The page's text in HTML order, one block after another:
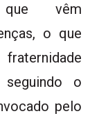
que vêm
o que
o
pelo